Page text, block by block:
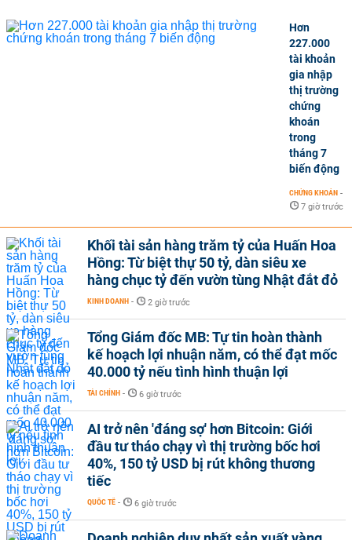
Hơn
227.000
tài khoản
gia nhập
thị trường
chứng
khoán
trong
tháng 7
biến động
CHỨNG KHOÁN -
7 giờ trước
Khối tài sản hàng trăm tỷ của Huấn Hoa
Hồng: Từ biệt thự 50 tỷ, dàn siêu xe
hàng chục tỷ đến vườn tùng Nhật đắt đỏ
KINH DOANH - 2 giờ trước
Tổng Giám đốc MB: Tự tin hoàn thành
kế hoạch lợi nhuận năm, có thể đạt mốc
40.000 tỷ nếu tình hình thuận lợi
TÀI CHÍNH - 6 giờ trước
AI trở nên 'đáng sợ' hơn Bitcoin: Giới
đầu tư tháo chạy vì thị trường bốc hơi
40%, 150 tỷ USD bị rút không thương
tiếc
QUỐC TẾ - 6 giờ trước